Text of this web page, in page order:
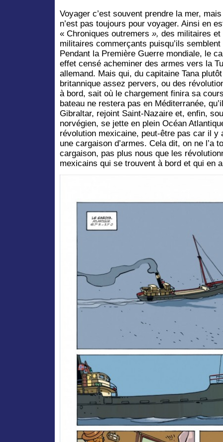
Voyager c’est souvent prendre la mer,
n’est pas toujours pour voyager. Ainsi en
« Chroniques outremers », des militaires
militaires commerçants puisqu’ils
Pendant la Première Guerre mondiale, le
effet censé acheminer des armes vers la
allemand. Mais qui, du capitaine Tana
britannique assez pervers, ou des
à bord, sait où le chargement finira sa
bateau ne restera pas en Méditerranée,
Gibraltar, rejoint Saint-Nazaire et, enfin,
norvégien, se jette en plein Océan
révolution mexicaine, peut-être pas car il
une cargaison d’armes. Cela dit, on ne l’a
cargaison, pas plus nous que les
mexicains qui se trouvent à bord et qui en